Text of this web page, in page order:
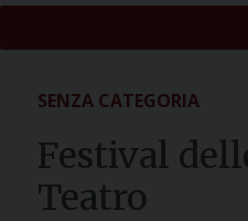
SENZA CATEGORIA
Festival
Teatro